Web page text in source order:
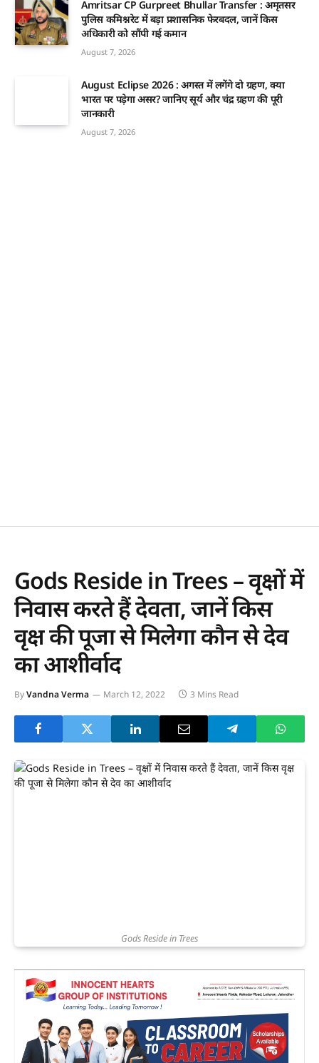
Amritsar CP Gurpreet Bhullar Transfer : अमृतसर
पुलिस कमिश्नरेट में बड़ा प्रशासनिक फेरबदल, जानें किस
अधिकारी को सौंपी गई कमान
August 7, 2026
August Eclipse 2026 : अगस्त में लगेंगे दो ग्रहण, क्या
भारत पर पड़ेगा असर? जानिए सूर्य और चंद्र ग्रहण की पूरी
जानकारी
August 7, 2026
Gods Reside in Trees – वृक्षों में
निवास करते हैं देवता, जानें किस
वृक्ष की पूजा से मिलेगा कौन से देव
का आशीर्वाद
ByVandna Verma March 12, 2022 3 Mins Read
Gods Reside in Trees